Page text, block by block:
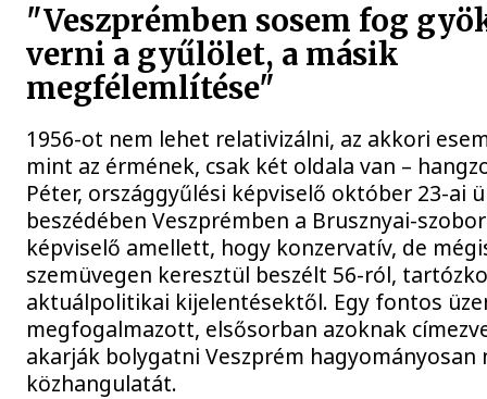
"Veszprémben sosem fog
verni a gyűlölet, a másik
megfélemlítése"
1956-ot nem lehet relativizálni, az akkori
mint az érmének, csak két oldala van –
Péter, országgyűlési képviselő október 23-ai
beszédében Veszprémben a Brusznyai-
képviselő amellett, hogy konzervatív, de
szemüvegen keresztül beszélt 56-ról,
aktuálpolitikai kijelentésektől. Egy fontos
megfogalmazott, elsősorban azoknak
akarják bolygatni Veszprém hagyományosan
közhangulatát.